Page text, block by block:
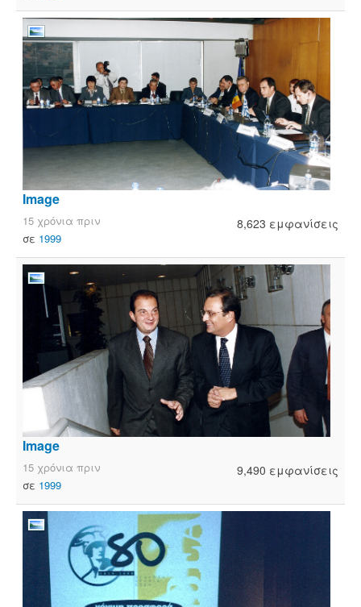
Image
8,623 εμφανίσεις
15 χρόνια πριν
σε 1999
Image
9,490 εμφανίσεις
15 χρόνια πριν
σε 1999